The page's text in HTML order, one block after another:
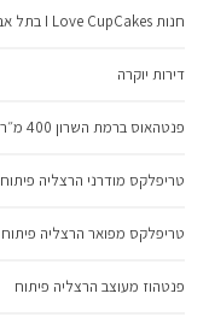
חנות I Love CupCakes בתל אביב
דירות יוקרה
פנטהאוס ברמת השרון 400 מ״ר
טריפלקס מודרני הרצליה פיתוח
טריפלקס מפואר הרצליה פיתוח
פנטהוז מעוצב הרצליה פיתוח